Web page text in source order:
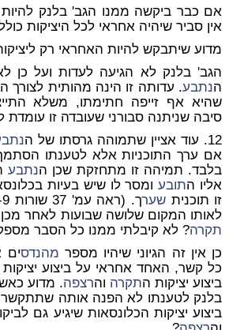
אם כבר ביקשה ממנו הגב' בלנק
אין סביר שיהיה אחראי לכל היציקות
מדוע שיתבקש להיות האחראי רק
הגב' בלנק לא הגיעה לעדות ועל כן
הנתבע. עדותה זו הינה מהותית לצורך
שהיא אף זייפה חתימתו, משלא
סיבה שניתנה סבורני שעובדה זו עומדת
12. עוד אציין שתמוהה גרסתו של ה
אם ערך התוכניות אלא לטענתו
בלבד. תמיהה זו מתחזקת שכן הנתבע
אליו התובעומסר לו שיש בעיות
זו תוכניתשער
לאותו המקום שלושה שבועות לאחר מכן
תקרה? לא קיבלתי ממנו כל הסבר
כן אין זה הגיוני שיהיו מספר מהנדסים
כל קשר, האחד אחראי על ביצוע יציקות
ביצוע יציקות התקרה והרצפה. מדוע
בלנק לטענתו לא הפנה אותה
ביצוע יציקות הכלונסאות שיגיע גם